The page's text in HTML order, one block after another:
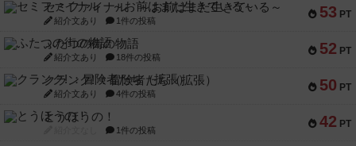
53 PT
セミファイナル ～お前はまだ生きている～
紹介文あり 1件の投稿
52 PT
ふたつの街の物語
紹介文あり 18件の投稿
50 PT
クランク! ：冒険者たち（拡張）
紹介文あり 4件の投稿
42 PT
とうほうの！
1件の投稿